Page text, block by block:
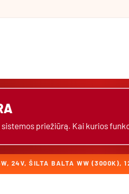
priežiūrą. Kai kurios
24V, ŠILTA BALTA WW (3000K),